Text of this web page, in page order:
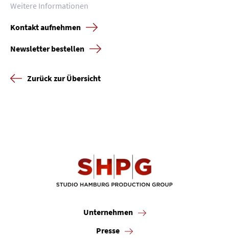
Weitere Informationen
Kontakt aufnehmen
Newsletter bestellen
Zurück zur Übersicht
Unternehmen
Presse
Newsletter Datenschutz